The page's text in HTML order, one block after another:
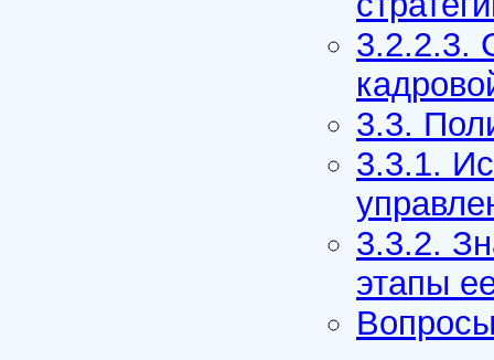
3.2.2.3.
3.3.
3.3.1.
3.3.2.
этапы